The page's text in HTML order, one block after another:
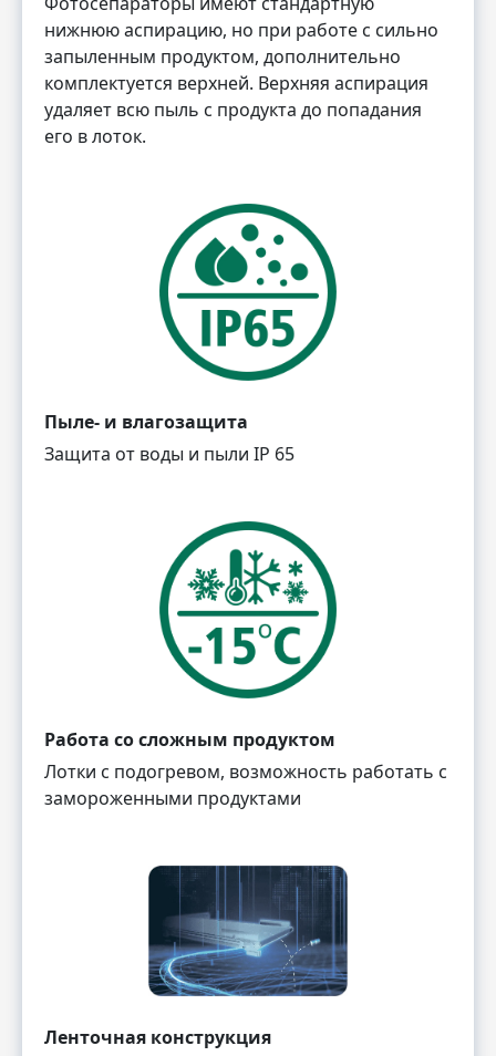
нижнюю аспирацию, но при работе с сильно
запыленным продуктом, дополнительно
комплектуется верхней. Верхняя аспирация
удаляет всю пыль с продукта до попадания
его в лоток.
Пыле- и влагозащита
Защита от воды и пыли IP 65
Работа со сложным продуктом
Лотки с подогревом, возможность работать с
замороженными продуктами
Ленточная конструкция